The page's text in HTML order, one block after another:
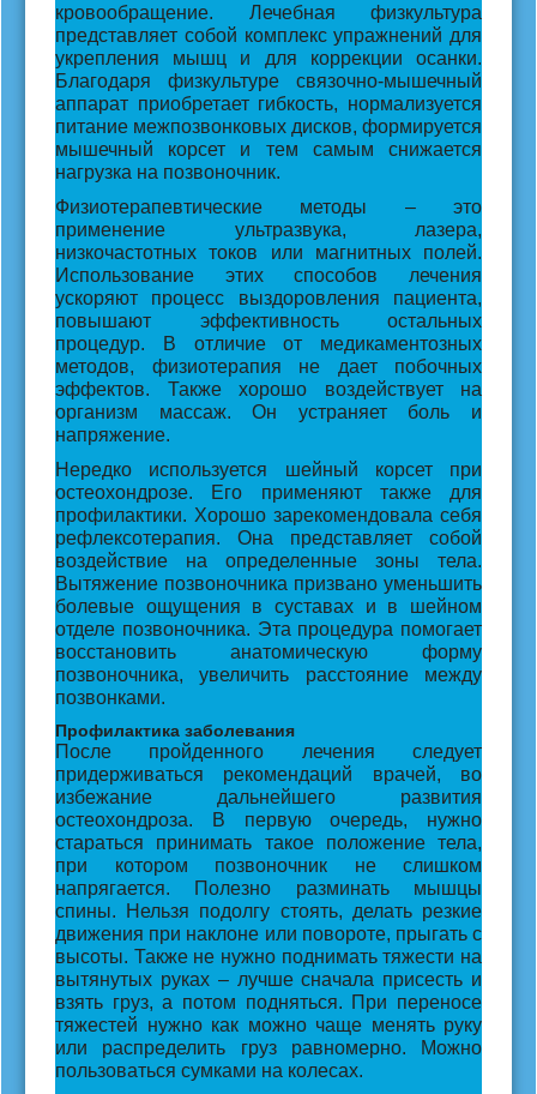
кровообращение. Лечебная физкультура
представляет собой комплекс упражнений для
укрепления мышц и для коррекции осанки.
Благодаря физкультуре связочно-мышечный
аппарат приобретает гибкость, нормализуется
питание межпозвонковых дисков, формируется
мышечный корсет и тем самым снижается
нагрузка на позвоночник.
Физиотерапевтические методы – это
применение ультразвука, лазера,
низкочастотных токов или магнитных полей.
Использование этих способов лечения
ускоряют процесс выздоровления пациента,
повышают эффективность остальных
процедур. В отличие от медикаментозных
методов, физиотерапия не дает побочных
эффектов. Также хорошо воздействует на
организм массаж. Он устраняет боль и
напряжение.
Нередко используется шейный корсет при
остеохондрозе. Его применяют также для
профилактики. Хорошо зарекомендовала себя
рефлексотерапия. Она представляет собой
воздействие на определенные зоны тела.
Вытяжение позвоночника призвано уменьшить
болевые ощущения в суставах и в шейном
отделе позвоночника. Эта процедура помогает
восстановить анатомическую форму
позвоночника, увеличить расстояние между
позвонками.
Профилактика заболевания
После пройденного лечения следует
придерживаться рекомендаций врачей, во
избежание дальнейшего развития
остеохондроза. В первую очередь, нужно
стараться принимать такое положение тела,
при котором позвоночник не слишком
напрягается. Полезно разминать мышцы
спины. Нельзя подолгу стоять, делать резкие
движения при наклоне или повороте, прыгать с
высоты. Также не нужно поднимать тяжести на
вытянутых руках – лучше сначала присесть и
взять груз, а потом подняться. При переносе
тяжестей нужно как можно чаще менять руку
или распределить груз равномерно. Можно
пользоваться сумками на колесах.